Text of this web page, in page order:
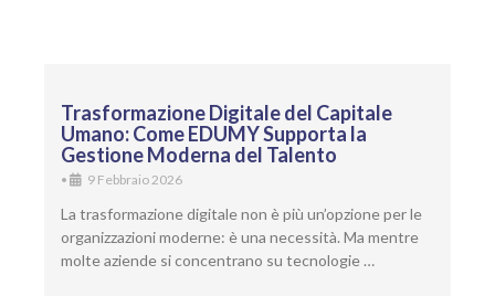
Trasformazione Digitale del Capitale
Umano: Come EDUMY Supporta la
Gestione Moderna del Talento
• 9 Febbraio 2026
La trasformazione digitale non è più un’opzione per le
organizzazioni moderne: è una necessità. Ma mentre
molte aziende si concentrano su tecnologie …